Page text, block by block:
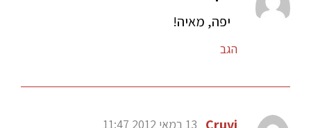
יפה, מאיה!
הגב
13 במאי 2012 11:47